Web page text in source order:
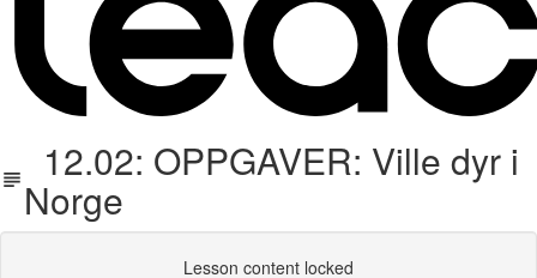
12.02: OPPGAVER: Ville dyr i
Norge
Lesson content locked